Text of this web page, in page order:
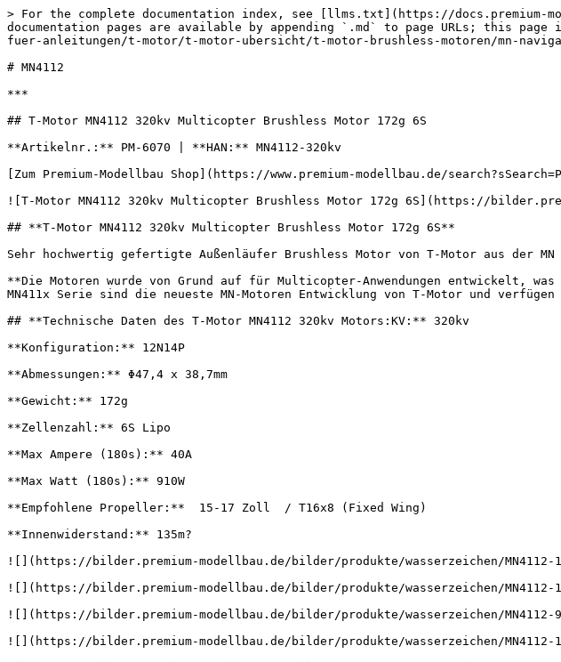
> For the complete documentation index, see [llms.txt](https://docs.premium-
documentation pages are available by appending `.md` to page URLs; this
fuer-anleitungen/t-motor/t-motor-ubersicht/t-motor-brushless-motoren/mn-
# MN4112
***
## T-Motor MN4112 320kv Multicopter Brushless Motor 172g 6S
**Artikelnr.:** PM-6070 | **HAN:** MN4112-320kv
[Zum Premium-Modellbau Shop](https://www.premium-modellbau.de/
![T-Motor MN4112 320kv Multicopter Brushless Motor 172g 6S](https://
## **T-Motor MN4112 320kv Multicopter Brushless Motor 172g 6S**
Sehr hochwertig gefertigte Außenläufer Brushless Motor von T-Motor aus der
**Die Motoren wurde von Grund auf für Multicopter-Anwendungen entwickelt, was
MN411x Serie sind die neueste MN-Motoren Entwicklung von T-Motor und
## **Technische Daten des T-Motor MN4112 320kv Motors:KV:** 320kv
**Konfiguration:** 12N14P
**Abmessungen:** Φ47,4 x 38,7mm
**Gewicht:** 172g
**Zellenzahl:** 6S Lipo
**Max Ampere (180s):** 40A
**Max Watt (180s):** 910W
**Empfohlene Propeller:**  15-17 Zoll  / T16x8 (Fixed Wing)
**Innenwiderstand:** 135m?
![](https://bilder.premium-modellbau.de/bilder/produkte/wasserzeichen/MN4112-
![](https://bilder.premium-modellbau.de/bilder/produkte/wasserzeichen/MN4112-
![](https://bilder.premium-modellbau.de/bilder/produkte/wasserzeichen/MN4112-
![](https://bilder.premium-modellbau.de/bilder/produkte/wasserzeichen/MN4112-